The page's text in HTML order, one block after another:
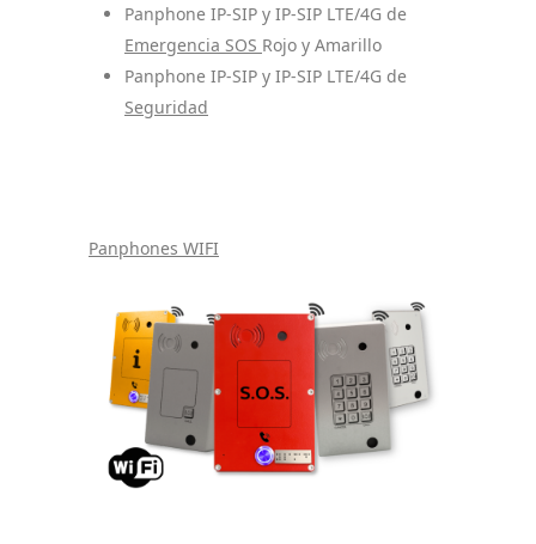
Panphone IP-SIP y IP-SIP LTE/4G de
Emergencia SOS Rojo y Amarillo
Panphone IP-SIP y IP-SIP LTE/4G de
Seguridad
Panphones WIFI